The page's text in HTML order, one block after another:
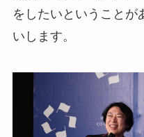
をしたいということが
いします。